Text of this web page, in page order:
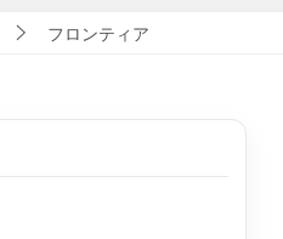
フロンティア